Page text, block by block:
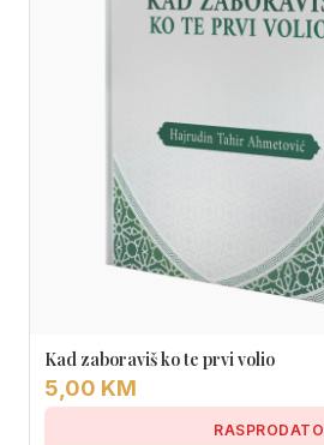
Kad zaboraviš ko te prvi volio
5,00 KM
RASPRODATO